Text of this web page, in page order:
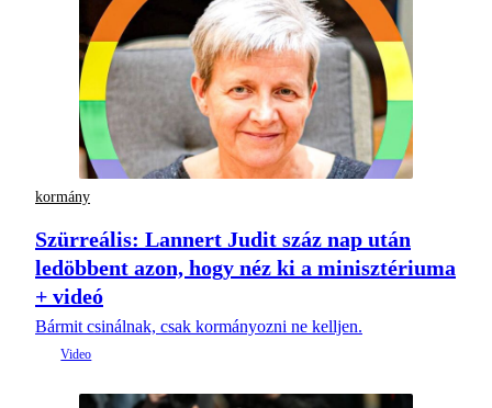
kormány
Szürreális: Lannert Judit száz nap után
ledöbbent azon, hogy néz ki a minisztériuma
+ videó
Bármit csinálnak, csak kormányozni ne kelljen.